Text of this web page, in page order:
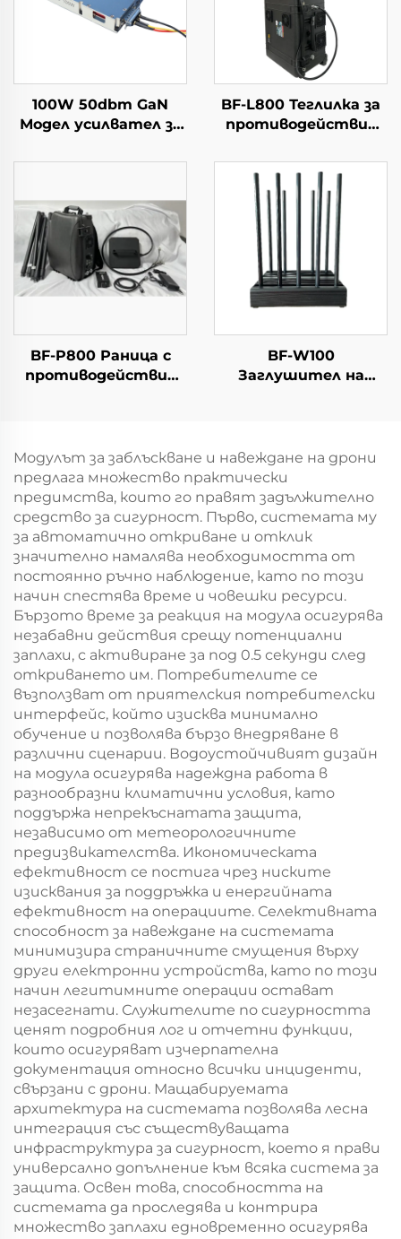
100W 50dbm GaN
Модел усилвател за
системи от
модул за
противодействие
на дронове, 5.2/5.8G,
достатъчно RF
екраниране, 5.2/5.8G,
100W 50dbm
BF-L800 Теглилка за
противодействие
BF-P800 Раница с
противодействие
BF-W100
Заглушител на
Модулът за заблъскване и навеждане на дрони
предлага множество практически
предимства, които го правят задължително
средство за сигурност. Първо, системата му
за автоматично откриване и отклик
значително намалява необходимостта от
постоянно ръчно наблюдение, като по този
начин спестява време и човешки ресурси.
Бързото време за реакция на модула осигурява
незабавни действия срещу потенциални
заплахи, с активиране за под 0.5 секунди след
откриването им. Потребителите се
възползват от приятелския потребителски
интерфейс, който изисква минимално
обучение и позволява бързо внедряване в
различни сценарии. Водоустойчивият дизайн
на модула осигурява надеждна работа в
разнообразни климатични условия, като
поддържа непрекъснатата защита,
независимо от метеорологичните
предизвикателства. Икономическата
ефективност се постига чрез ниските
изисквания за поддръжка и енергийната
ефективност на операциите. Селективната
способност за навеждане на системата
минимизира страничните смущения върху
други електронни устройства, като по този
начин легитимните операции остават
незасегнати. Служителите по сигурността
ценят подробния лог и отчетни функции,
които осигуряват изчерпателна
документация относно всички инциденти,
свързани с дрони. Мащабируемата
архитектура на системата позволява лесна
интеграция със съществуващата
инфраструктура за сигурност, което я прави
универсално допълнение към всяка система за
защита. Освен това, способността на
системата да проследява и контрира
множество заплахи едновременно осигурява